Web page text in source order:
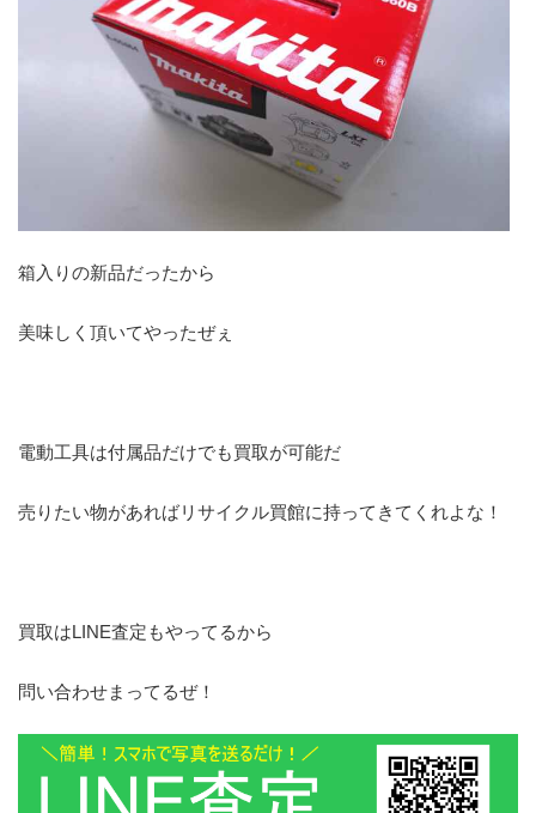
箱入りの新品だったから
美味しく頂いてやったぜぇ
電動工具は付属品だけでも買取が可能だ
売りたい物があればリサイクル買館に持ってきてくれよな！
買取はLINE査定もやってるから
問い合わせまってるぜ！